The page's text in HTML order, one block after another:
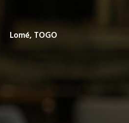
Lomé, TOGO